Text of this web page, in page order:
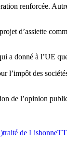
renforcée.
d’assiette
a donné à l’UE
des
de l’opinion
traité de Lisbonne